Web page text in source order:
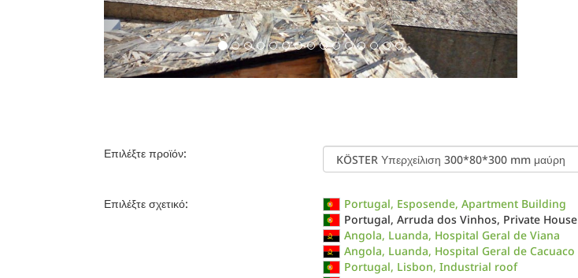
Επιλέξτε προϊόν:
Επιλέξτε σχετικό:
Portugal, Esposende, Apartment Building
Portugal, Arruda dos Vinhos, Private House
Angola, Luanda, Hospital Geral de Viana
Angola, Luanda, Hospital Geral de Cacuaco
Portugal, Lisbon, Industrial roof